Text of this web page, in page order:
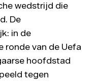
wedstrijd die
De
in de
ronde van de Uefa
hoofdstad
tegen